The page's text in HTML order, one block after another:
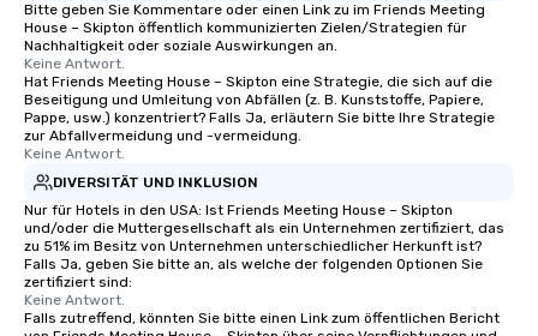
Bitte geben Sie Kommentare oder einen Link zu im Friends Meeting
House – Skipton öffentlich kommunizierten Zielen/Strategien für
Nachhaltigkeit oder soziale Auswirkungen an.
Keine Antwort.
Hat Friends Meeting House – Skipton eine Strategie, die sich auf die
Beseitigung und Umleitung von Abfällen (z. B. Kunststoffe, Papiere,
Pappe, usw.) konzentriert? Falls Ja, erläutern Sie bitte Ihre Strategie
zur Abfallvermeidung und -vermeidung.
Keine Antwort.
DIVERSITÄT UND INKLUSION
Nur für Hotels in den USA: Ist Friends Meeting House – Skipton
und/oder die Muttergesellschaft als ein Unternehmen zertifiziert, das
zu 51% im Besitz von Unternehmen unterschiedlicher Herkunft ist?
Falls Ja, geben Sie bitte an, als welche der folgenden Optionen Sie
zertifiziert sind:
Keine Antwort.
Falls zutreffend, könnten Sie bitte einen Link zum öffentlichen Bericht